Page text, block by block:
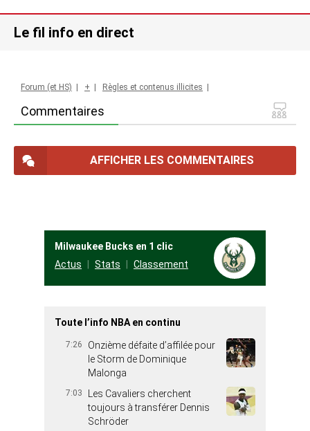
Le fil info en direct
Commentaires
Forum (et HS) + Règles et contenus illicites
AFFICHER LES COMMENTAIRES
Milwaukee Bucks en 1 clic
Actus
Stats Classement
Toute l’info NBA en continu
7:26
Onzième défaite d’affilée pour
le Storm de Dominique
Malonga
7:03
Les Cavaliers cherchent
toujours à transférer Dennis
Schröder